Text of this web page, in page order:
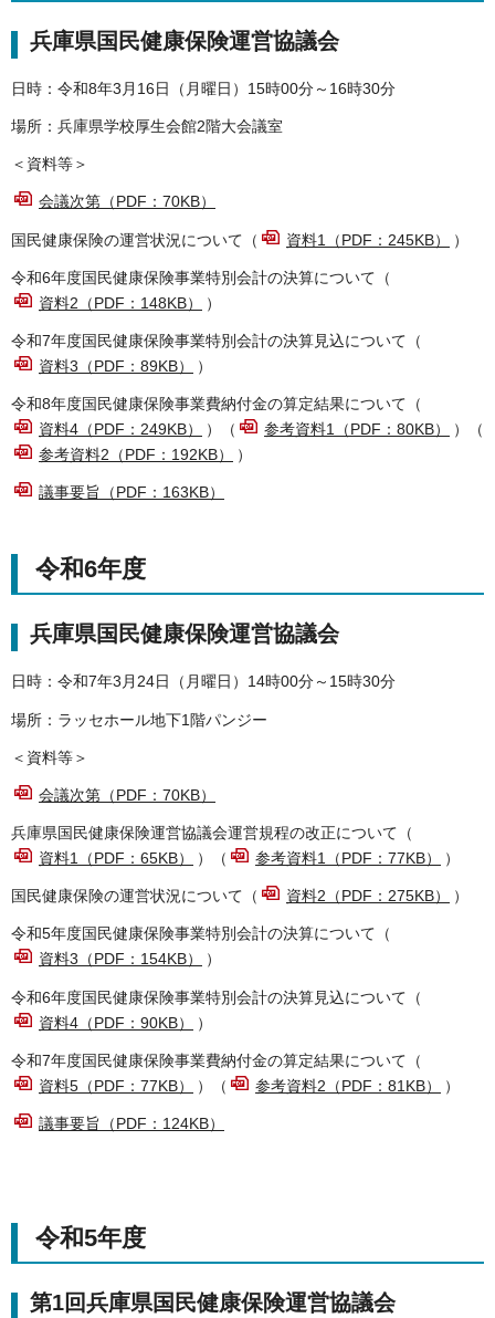
兵庫県国民健康保険運営協議会
日時：令和8年3月16日（月曜日）15時00分～16時30分
場所：兵庫県学校厚生会館2階大会議室
＜資料等＞
会議次第（PDF：70KB）
国民健康保険の運営状況について（ 資料1（PDF：245KB） ）
令和6年度国民健康保険事業特別会計の決算について（
資料2（PDF：148KB）
）
令和7年度国民健康保険事業特別会計の決算見込について（
資料3（PDF：89KB）
）
令和8年度国民健康保険事業費納付金の算定結果について（
資料4（PDF：249KB）
）（ 参考資料1（PDF：80KB）
）（
参考資料2（PDF：192KB）
）
議事要旨（PDF：163KB）
令和6年度
兵庫県国民健康保険運営協議会
日時：令和7年3月24日（月曜日）14時00分～15時30分
場所：ラッセホール地下1階パンジー
＜資料等＞
会議次第（PDF：70KB）
兵庫県国民健康保険運営協議会運営規程の改正について（
資料1（PDF：65KB）
）（ 参考資料1（PDF：77KB） ）
国民健康保険の運営状況について（ 資料2（PDF：275KB） ）
令和5年度国民健康保険事業特別会計の決算について（
資料3（PDF：154KB）
）
令和6年度国民健康保険事業特別会計の決算見込について（
資料4（PDF：90KB）
）
令和7年度国民健康保険事業費納付金の算定結果について（
資料5（PDF：77KB）
）（ 参考資料2（PDF：81KB） ）
議事要旨（PDF：124KB）
令和5年度
第1回兵庫県国民健康保険運営協議会